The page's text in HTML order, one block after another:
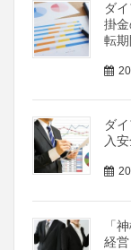
ダ
掛
転
ダ
入
「
経営